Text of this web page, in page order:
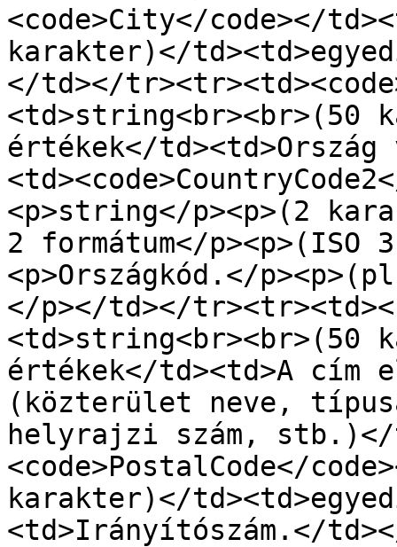
<code>City</code></
karakter)</
</td></
<td>string<br><br>(50
értékek</
<p>string</p><p>(2
2 formátum</
<p>Országkód.</
</p></td></
<td>string<br><br>(50
értékek</td><td>A cím
(közterület neve,
helyrajzi szám,
<code>PostalCode</
karakter)</
<td>Irányítószám.</